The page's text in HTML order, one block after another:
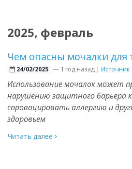
2025, февраль
Чем опасны мочалки для
24/02/2025 —1 год назад | Источник
Использование мочалок может
нарушению защитного барьера
спровоцировать аллергию и
здоровьем
Читать далее